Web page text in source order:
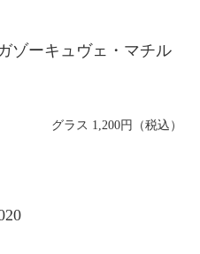
ゾーキュヴェ・マチル
グラス 1,200円（税込）